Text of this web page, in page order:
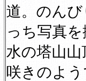
道。のん
っち写真
水の塔山
咲きのよ